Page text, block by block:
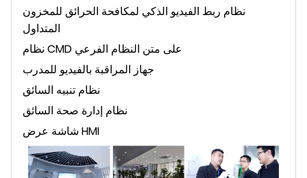
نظام ربط الفيديو الذكي لمكافحة الحرائق للمخزون
المتداول
نظام CMD على متن النظام الفرعي
جهاز المراقبة بالفيديو للمدرب
نظام تنبيه السائق
نظام إدارة صحة السائق
شاشة عرض HMI